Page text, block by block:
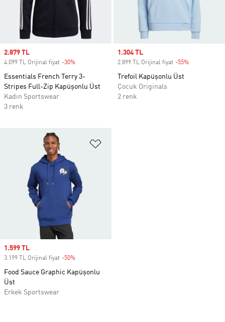
Sale price
2.879 TL
4.099 TL Orijinal fiyat -30%
Essentials French Terry 3-
Stripes Full-Zip Kapüşonlu Üst
Kadın Sportswear
3 renk
Sale price
1.304 TL
2.899 TL Orijinal fiyat -55%
Trefoil Kapüşonlu Üst
Çocuk Originals
2 renk
Sale price
1.599 TL
3.199 TL Orijinal fiyat -50%
Food Sauce Graphic Kapüşonlu
Üst
Erkek Sportswear